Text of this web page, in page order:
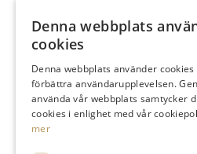
dina affärsbekanta och
Stockholms närmaste och
Vi erbjuder företagspaket,
samt diverse tilltalande
klubbhuset, drivingrange, på
golfbil och på vår hemsida.
Denna webbplats
cookies
Denna webbplats använder
förbättra användarupplevelsen.
använda vår webbplats samtycker
cookies i enlighet med vår
mer